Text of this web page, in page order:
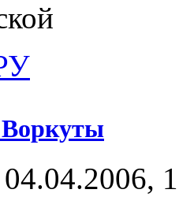
04.04.2006,